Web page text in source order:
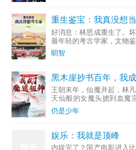
重生鉴宝：我真没想
好消息：林思成重生了。
最年轻的考古学家，文物
头人。多...
眀智
黑木崖抄书百年，我
王朝末年，仙魔并起，林
天仙般的女魔头掳到血魔
一心只想做个好人，无奈
过藏书楼抄录变强。……若
仍是少年
娱乐：我就是顶峰
内娱完了？国产电影进入